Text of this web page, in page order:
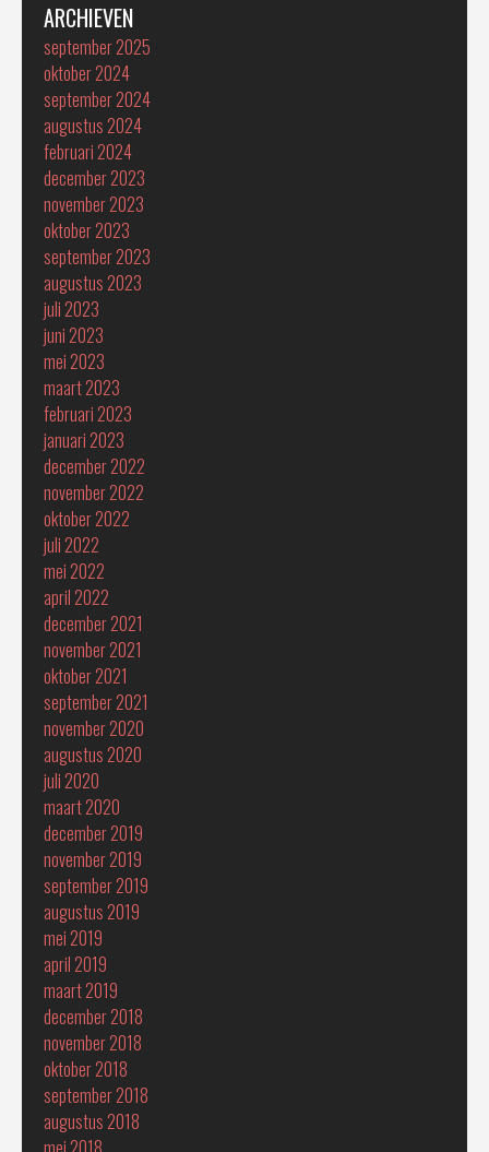
ARCHIEVEN
september 2025
oktober 2024
september 2024
augustus 2024
februari 2024
december 2023
november 2023
oktober 2023
september 2023
augustus 2023
juli 2023
juni 2023
mei 2023
maart 2023
februari 2023
januari 2023
december 2022
november 2022
oktober 2022
juli 2022
mei 2022
april 2022
december 2021
november 2021
oktober 2021
september 2021
november 2020
augustus 2020
juli 2020
maart 2020
december 2019
november 2019
september 2019
augustus 2019
mei 2019
april 2019
maart 2019
december 2018
november 2018
oktober 2018
september 2018
augustus 2018